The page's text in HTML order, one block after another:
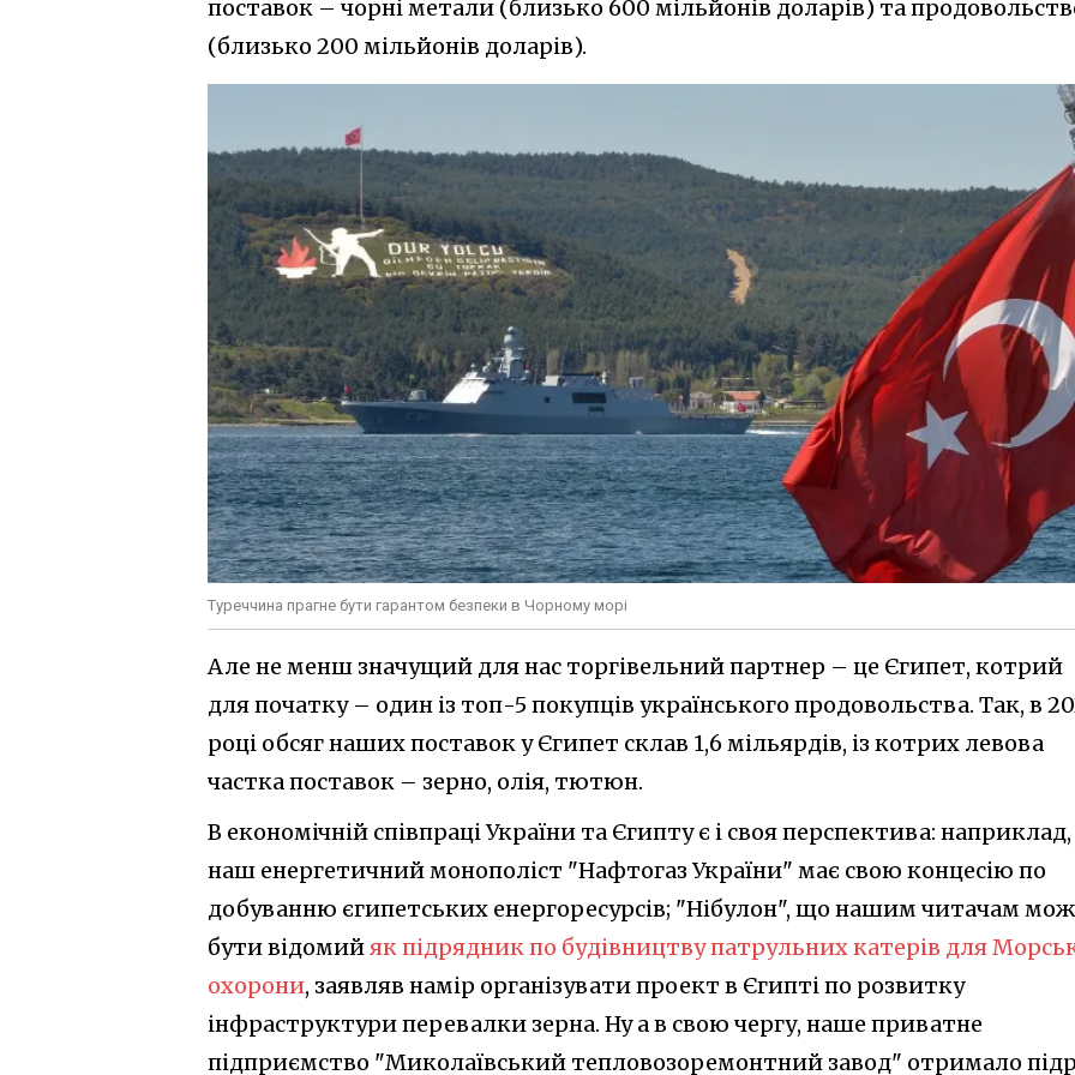
поставок – чорні метали (близько 600 мільйонів доларів) та
(близько 200 мільйонів доларів).
Туреччина прагне бути гарантом безпеки в Чорному морі
Але не менш значущий для нас торгівельний партнер – це Єгипет, котрий
для початку – один із топ-5 покупців українського продовольства. Так, в
році обсяг наших поставок у Єгипет склав 1,6 мільярдів, із котрих левова
частка поставок – зерно, олія, тютюн.
В економічній співпраці України та Єгипту є і своя перспектива: наприклад,
наш енергетичний монополіст "Нафтогаз України" має свою концесію по
добуванню єгипетських енергоресурсів; "Нібулон", що нашим читачам
бути відомийяк підрядник по будівництву патрульних катерів для
охорони, заявляв намір організувати проект в Єгипті по розвитку
інфраструктури перевалки зерна. Ну а в свою чергу, наше приватне
підприємство "Миколаївський тепловозоремонтний завод" отримало